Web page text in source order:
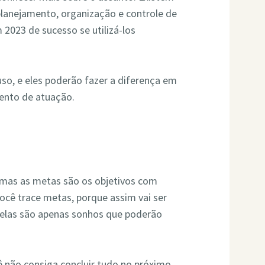
organização e controle de
de sucesso se utilizá-los
e eles poderão fazer a diferença em
de atuação.
as metas são os objetivos com
trace metas, porque assim vai ser
são apenas sonhos que poderão